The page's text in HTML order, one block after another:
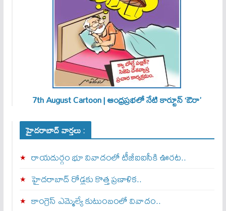
7th August Cartoon | ఆంధ్రప్రభలో నేటి కార్టూన్ ‘ఔరా’
హైదరాబాద్ వార్తలు :
రాయదుర్గం భూ వివాదంలో టీజీఐఐసీకి ఊరట..
హైదరాబాద్ రోడ్లకు కొత్త ప్రణాళిక..
కాంగ్రెస్ ఎమ్మెల్యే కుటుంబంలో వివాదం..